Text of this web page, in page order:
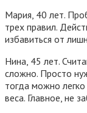
Мария, 40 лет.
трех правил.
избавиться от
Нина, 45 лет.
сложно. Просто
тогда можно
веса. Главное, не